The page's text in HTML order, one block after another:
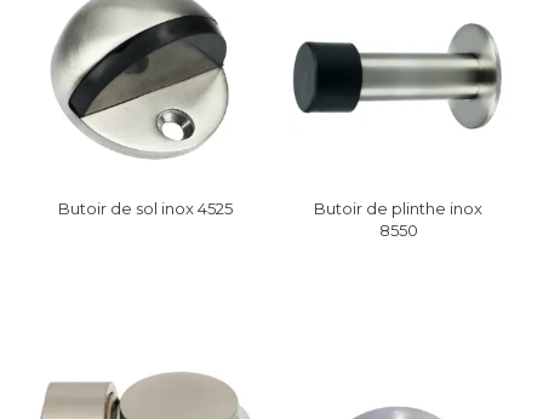
Butoir de sol inox 4525
Butoir de plinthe inox
8550